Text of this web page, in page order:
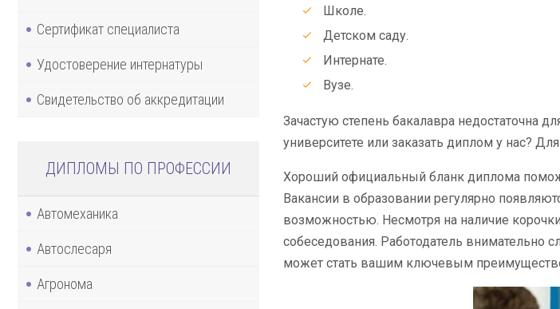
Сертификат специалиста
Удостоверение интернатуры
Свидетельство об аккредитации
ДИПЛОМЫ ПО ПРОФЕССИИ
Автомеханика
Автослесаря
Агронома
Школе.
Детском саду.
Интернате.
Вузе.
Зачастую степень бакалавра недостаточна
университете или заказать диплом у нас?
Хороший официальный бланк диплома
Вакансии в образовании регулярно
возможностью. Несмотря на наличие
собеседования. Работодатель внимательно
может стать вашим ключевым